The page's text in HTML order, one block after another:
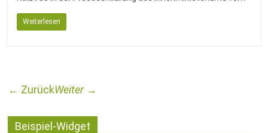
Weiterlesen
← ZurückWeiter →
Beispiel-Widget